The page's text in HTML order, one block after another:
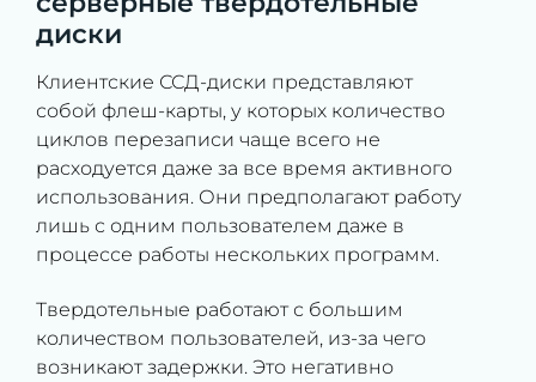
диски
Клиентские ССД-диски представляют
собой флеш-карты, у которых количество
циклов перезаписи чаще всего не
расходуется даже за все время активного
использования. Они предполагают работу
лишь с одним пользователем даже в
процессе работы нескольких программ.
Твердотельные работают с большим
количеством пользователей, из-за чего
возникают задержки. Это негативно